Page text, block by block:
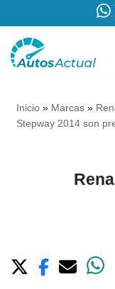
Saltar
Inicio» Marcas»
Stepway 2014 son